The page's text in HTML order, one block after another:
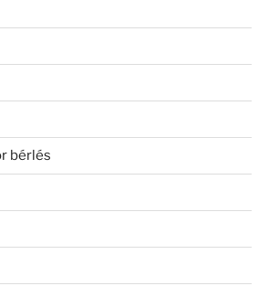
bérlés